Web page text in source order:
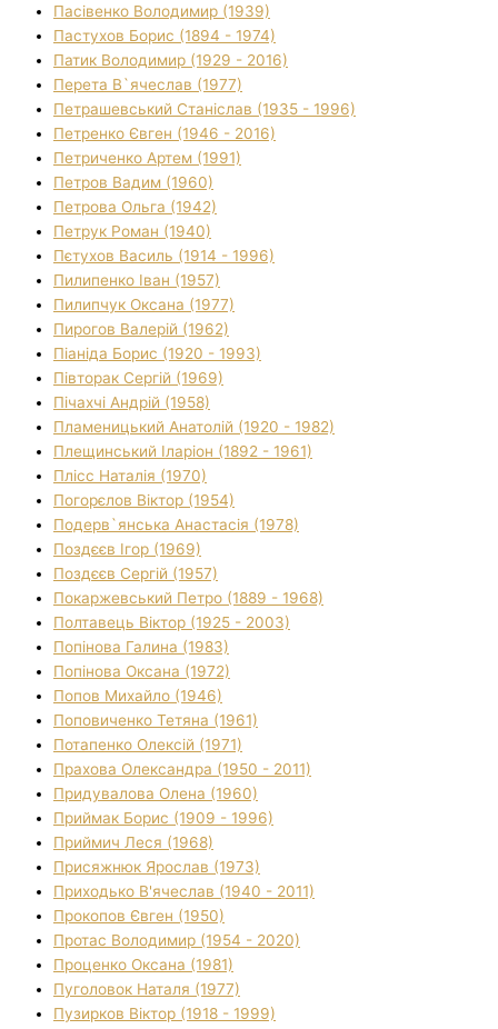
Пасівенко Володимир (1939)
Пастухов Борис (1894 - 1974)
Патик Володимир (1929 - 2016)
Перета В`ячеслав (1977)
Петрашевський Станіслав (1935 - 1996)
Петренко Євген (1946 - 2016)
Петриченко Артем (1991)
Петров Вадим (1960)
Петрова Ольга (1942)
Петрук Роман (1940)
Пєтухов Василь (1914 - 1996)
Пилипенко Іван (1957)
Пилипчук Оксана (1977)
Пирогов Валерій (1962)
Піаніда Борис (1920 - 1993)
Півторак Сергій (1969)
Пічахчі Андрій (1958)
Пламеницький Анатолій (1920 - 1982)
Плещинський Іларіон (1892 - 1961)
Плісс Наталія (1970)
Погорєлов Віктор (1954)
Подерв`янська Анастасія (1978)
Поздєєв Ігор (1969)
Поздєєв Сергій (1957)
Покаржевський Петро (1889 - 1968)
Полтавець Віктор (1925 - 2003)
Попінова Галина (1983)
Попінова Оксана (1972)
Попов Михайло (1946)
Поповиченко Тетяна (1961)
Потапенко Олексій (1971)
Прахова Олександра (1950 - 2011)
Придувалова Олена (1960)
Приймак Борис (1909 - 1996)
Приймич Леся (1968)
Присяжнюк Ярослав (1973)
Приходько В'ячеслав (1940 - 2011)
Прокопов Євген (1950)
Протас Володимир (1954 - 2020)
Проценко Оксана (1981)
Пуголовок Наталя (1977)
Пузирков Віктор (1918 - 1999)